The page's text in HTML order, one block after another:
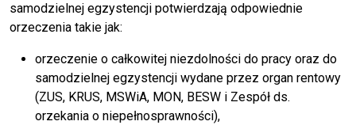
samodzielnej egzystencji potwierdzają odpowiednie
orzeczenia takie jak:
orzeczenie o całkowitej niezdolności do pracy oraz do
samodzielnej egzystencji wydane przez organ rentowy
(ZUS, KRUS, MSWiA, MON, BESW i Zespół ds.
orzekania o niepełnosprawności),